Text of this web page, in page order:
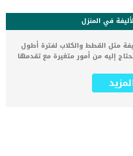
في المنزل
مثل القطط والكلاب لفترة أطول
إليه من أمور متغيرة مع تقدمها
كبيرة السن على العيش لمدة
يصبح حيواني الأليف كبير السن؟